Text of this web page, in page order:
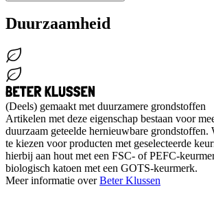
Duurzaamheid
(Deels) gemaakt met duurzamere grondstoffen
Artikelen met deze eigenschap bestaan voor
duurzaam geteelde hernieuwbare grondstoffen.
te kiezen voor producten met geselecteerde
hierbij aan hout met een FSC- of PEFC-
biologisch katoen met een GOTS-keurmerk.
Meer informatie overBeter Klussen